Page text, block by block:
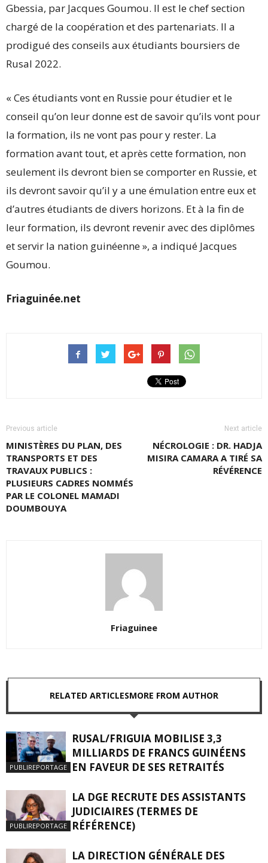
Gbessia, par Jacques Goumou. Il est le chef section
chargé de la coopération et des partenariats. Il a
prodigué des conseils aux étudiants boursiers de
Rusal 2022.
« Ces étudiants vont en Russie pour étudier et le
conseil qu’on leur donne est de savoir qu’ils vont pour
la formation, ils ne vont pas pour y rester. La
formation avant tout, et après cette formation, non
seulement ils devront bien se comporter en Russie, et
ils devront savoir qu’il y a une émulation entre eux et
d’autres étudiants de divers horizons. Et à la fin de
leur formation, ils devront revenir avec des diplômes
et servir la nation guinéenne », a indiqué Jacques
Goumou.
Friaguinée.net
Previous article
MINISTÈRES DU PLAN, DES
TRANSPORTS ET DES
TRAVAUX PUBLICS :
PLUSIEURS CADRES NOMMÉS
PAR LE COLONEL MAMADI
DOUMBOUYA
Next article
NÉCROLOGIE : DR. HADJA
MISIRA CAMARA A TIRÉ SA
RÉVÉRENCE
Friaguinee
RELATED ARTICLESMORE FROM AUTHOR
PUBLIREPORTAGE
RUSAL/FRIGUIA MOBILISE 3,3
MILLIARDS DE FRANCS GUINÉENS
EN FAVEUR DE SES RETRAITÉS
PUBLIREPORTAGE
LA DGE RECRUTE DES ASSISTANTS
JUDICIAIRES (TERMES DE
RÉFÉRENCE)
LA DIRECTION GÉNÉRALE DES